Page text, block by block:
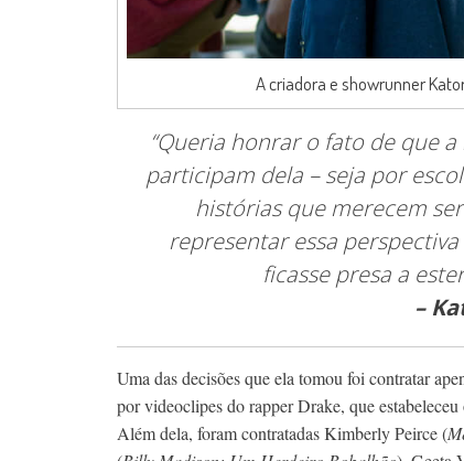
A criadora e showrunner
“Queria honrar o fato de que
participam dela – seja por
histórias que merecem
representar essa
ficasse presa a
–
Uma das decisões que ela tomou foi contratar
por videoclipes do rapper Drake, que
Além dela, foram contratadas Kimberly Peirce (